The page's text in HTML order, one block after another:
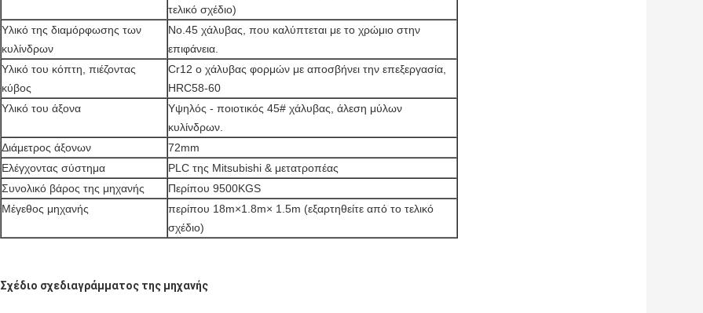
τελικό σχέδιο)
Υλικό της διαμόρφωσης των
κυλίνδρων
No.45 χάλυβας, που καλύπτεται με το χρώμιο στην
επιφάνεια.
Υλικό του κόπτη, πιέζοντας
κύβος
Cr12 ο χάλυβας φορμών με αποσβήνει την επεξεργασία,
HRC58-60
Υλικό του άξονα
Υψηλός - ποιοτικός 45# χάλυβας, άλεση μύλων
κυλίνδρων.
Διάμετρος άξονων
72mm
Ελέγχοντας σύστημα
PLC της Mitsubishi & μετατροπέας
Συνολικό βάρος της μηχανής
Περίπου 9500KGS
Μέγεθος μηχανής
περίπου 18m×1.8m× 1.5m (εξαρτηθείτε από το τελικό
σχέδιο)
Σχέδιο σχεδιαγράμματος της μηχανής